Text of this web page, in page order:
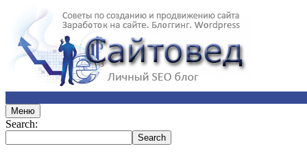
Меню
Search: